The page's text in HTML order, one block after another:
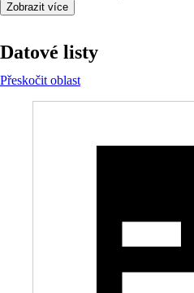
Zobrazit více
Datové listy
Přeskočit oblast